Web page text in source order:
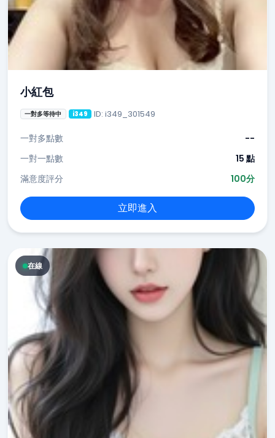
小紅包
一對多等待中 i349 ID: i349_301549
一對多點數
--
一對一點數
15 點
滿意度評分
100分
立即進入
在線